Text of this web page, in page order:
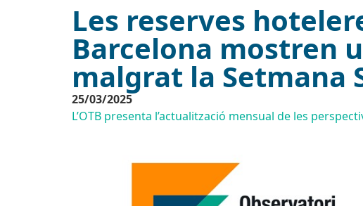
Les reserves
Barcelona mostren
malgrat la Setmana
25/03/2025
L’OTB presenta l’actualització mensual de les